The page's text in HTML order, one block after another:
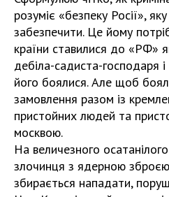
розуміє «безпеку Росії»,
забезпечити. Це йому
країни ставилися до «РФ»
дебіла-садиста-господаря
його боялися. Але щоб
замовлення разом із
пристойних людей та
москвою.
На величезного
злочинця з ядерною зброєю
збирається нападати,